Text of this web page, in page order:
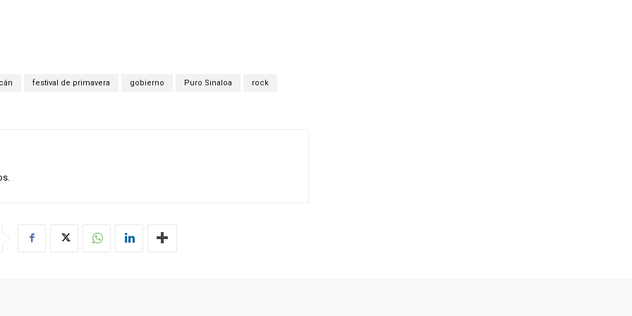
festival de primavera gobierno Puro Sinaloa rock